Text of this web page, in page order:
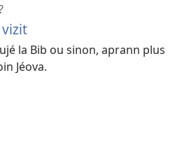
la Bib ou sinon, aprann plus
Jéova.